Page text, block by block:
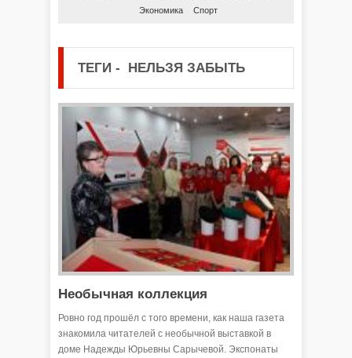
Экономика
Спорт
ТЕГИ - НЕЛЬЗЯ ЗАБЫТЬ
Необычная коллекция
Ровно год прошёл с того времени, как наша газета
знакомила читателей с необычной выставкой в
доме Надежды Юрьевны Сарычевой. Экспонаты